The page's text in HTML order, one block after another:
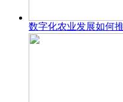
数字化农业发展如何